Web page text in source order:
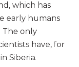
which has
early humans
The only
have, for
Siberia.